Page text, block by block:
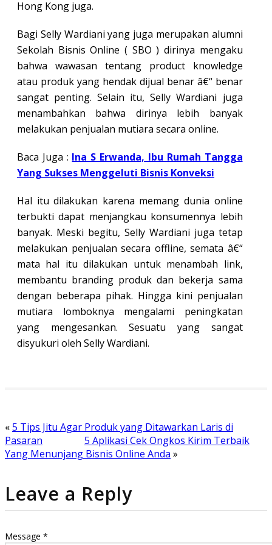
Hong Kong juga.
Bagi Selly Wardiani yang juga merupakan alumni
Sekolah Bisnis Online ( SBO ) dirinya mengaku
bahwa wawasan tentang product knowledge
atau produk yang hendak dijual benar â€“ benar
sangat penting. Selain itu, Selly Wardiani juga
menambahkan bahwa dirinya lebih banyak
melakukan penjualan mutiara secara online.
Baca Juga : Ina S Erwanda, Ibu Rumah Tangga
Yang Sukses Menggeluti Bisnis Konveksi
Hal itu dilakukan karena memang dunia online
terbukti dapat menjangkau konsumennya lebih
banyak. Meski begitu, Selly Wardiani juga tetap
melakukan penjualan secara offline, semata â€“
mata hal itu dilakukan untuk menambah link,
membantu branding produk dan bekerja sama
dengan beberapa pihak. Hingga kini penjualan
mutiara lomboknya mengalami peningkatan
yang mengesankan. Sesuatu yang sangat
disyukuri oleh Selly Wardiani.
«5 Tips Jitu Agar Produk yang Ditawarkan Laris di
Pasaran
5 Aplikasi Cek Ongkos Kirim Terbaik
Yang Menunjang Bisnis Online Anda »
Leave a Reply
Message *